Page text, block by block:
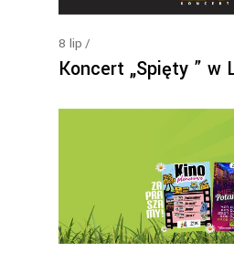
8 lip
Koncert „Spięty ” w